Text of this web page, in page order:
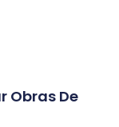
Obras De